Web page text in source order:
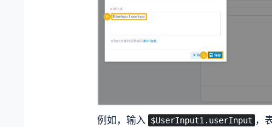
例如，输入 $UserInput1.userInput ，